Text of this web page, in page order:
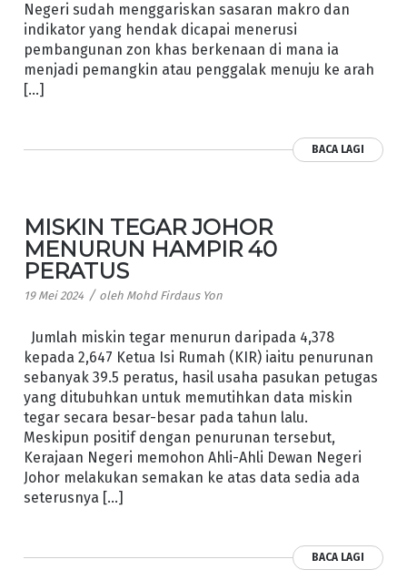
Negeri sudah menggariskan sasaran makro dan
indikator yang hendak dicapai menerusi
pembangunan zon khas berkenaan di mana ia
menjadi pemangkin atau penggalak menuju ke arah
[…]
BACA LAGI
MISKIN TEGAR JOHOR
MENURUN HAMPIR 40
PERATUS
19 Mei 2024 / oleh Mohd Firdaus Yon
Jumlah miskin tegar menurun daripada 4,378
kepada 2,647 Ketua Isi Rumah (KIR) iaitu penurunan
sebanyak 39.5 peratus, hasil usaha pasukan petugas
yang ditubuhkan untuk memutihkan data miskin
tegar secara besar-besar pada tahun lalu.
Meskipun positif dengan penurunan tersebut,
Kerajaan Negeri memohon Ahli-Ahli Dewan Negeri
Johor melakukan semakan ke atas data sedia ada
seterusnya […]
BACA LAGI